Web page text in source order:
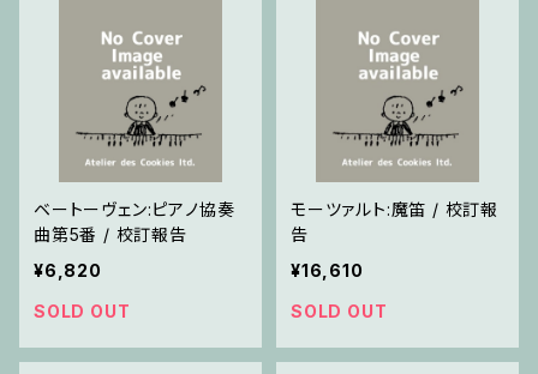
ベートーヴェン:ピアノ協奏
曲第5番 / 校訂報告
¥6,820
SOLD OUT
モーツァルト:魔笛 / 校訂報
告
¥16,610
SOLD OUT